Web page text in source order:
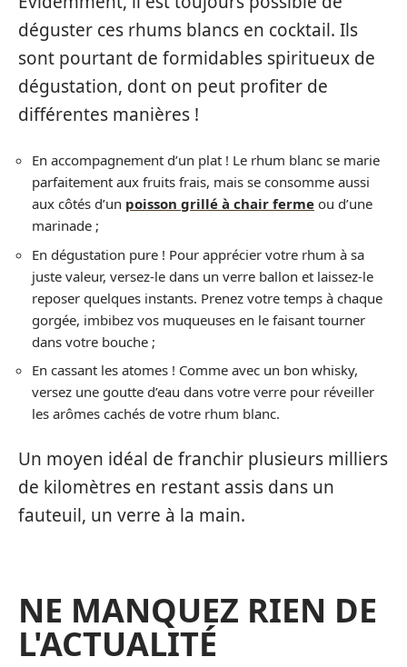
déguster ces rhums blancs en cocktail. Ils
sont pourtant de formidables spiritueux de
dégustation, dont on peut profiter de
différentes manières !
En accompagnement d’un plat ! Le rhum blanc se marie
parfaitement aux fruits frais, mais se consomme aussi
aux côtés d’un poisson grillé à chair ferme ou d’une
marinade ;
En dégustation pure ! Pour apprécier votre rhum à sa
juste valeur, versez-le dans un verre ballon et laissez-le
reposer quelques instants. Prenez votre temps à chaque
gorgée, imbibez vos muqueuses en le faisant tourner
dans votre bouche ;
En cassant les atomes ! Comme avec un bon whisky,
versez une goutte d’eau dans votre verre pour réveiller
les arômes cachés de votre rhum blanc.
Un moyen idéal de franchir plusieurs milliers
de kilomètres en restant assis dans un
fauteuil, un verre à la main.
NE MANQUEZ RIEN DE
L'ACTUALITÉ